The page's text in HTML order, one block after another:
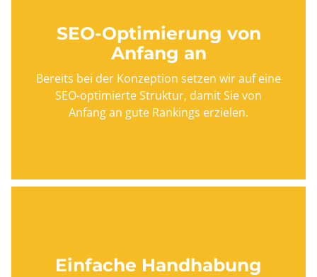
SEO-Optimierung von
Anfang an
Bereits bei der Konzeption setzen wir auf eine
SEO-optimierte Struktur, damit Sie von
Anfang an gute Rankings erzielen.
Einfache Handhabung